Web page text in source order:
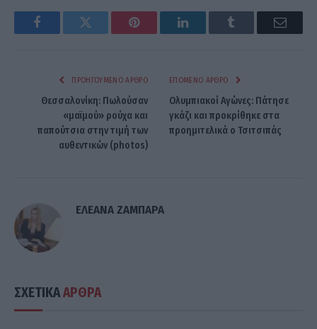
FacebookTwitter Pinterest LinkedInTumblr Email
ΠΡΟΗΓΟΎΜΕΝΟ ΆΡΘΡΟ
Θεσσαλονίκη: Πωλούσαν
«μαϊμού» ρούχα και
παπούτσια στην τιμή των
αυθεντικών (photos)
ΕΠΌΜΕΝΟ ΆΡΘΡΟ
Ολυμπιακοί Αγώνες: Πάτησε
γκάζι και προκρίθηκε στα
προημιτελικά ο Τσιτσιπάς
ΕΛΕΑΝΑ ΖΑΜΠΑΡΑ
ΣΧΕΤΙΚΑΑΡΘΡΑ